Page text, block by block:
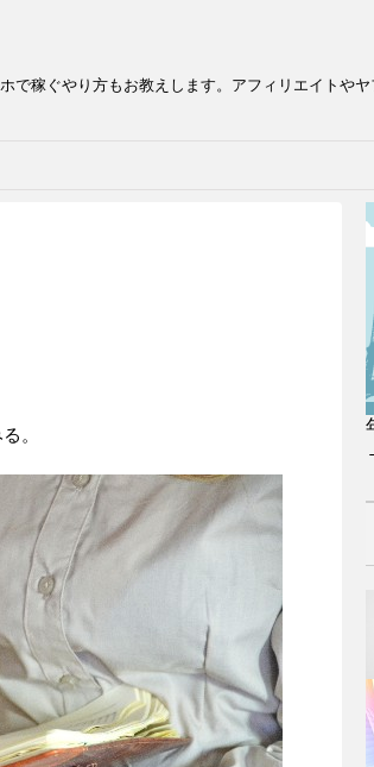
稼ぐやり方もお教えします。アフィリエイトや
。